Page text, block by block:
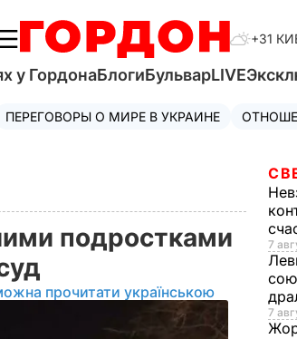
+31
у ГордонаБлогиБульварLIVE
ПЕРЕГОВОРЫ О МИРЕ В УКРАИНЕ
подростками
прочитати українською
7
7